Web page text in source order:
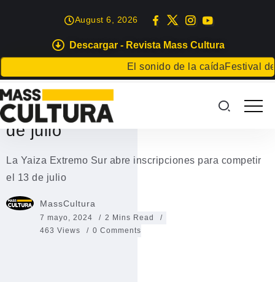
Descargar - Revista Mass Cultura
El sonido de la caídaFestival de
August 6, 2026
DEPORTES
La Yaiza Extremo Sur abre
inscripciones para competir el 13
de julio
La Yaiza Extremo Sur abre inscripciones para competir
el 13 de julio
MassCultura
7 mayo, 2024
2 Mins Read
463 Views
0 Comments